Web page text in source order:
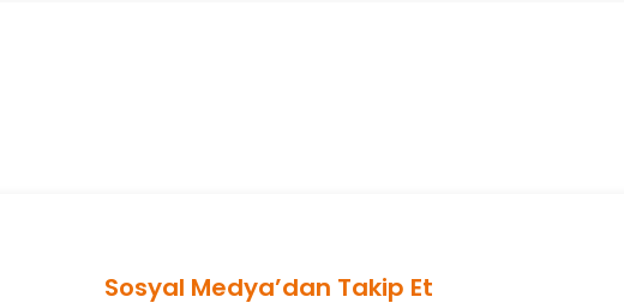
Sosyal Medya’dan Takip Et